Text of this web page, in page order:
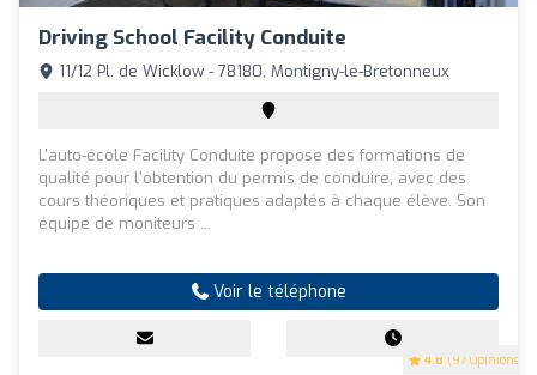
Driving School Facility Conduite
4.8 (97 Opinions)
11/12 Pl. de Wicklow - 78180, Montigny-le-Bretonneux
L'auto-école Facility Conduite propose des formations de
qualité pour l'obtention du permis de conduire, avec des
cours théoriques et pratiques adaptés à chaque élève. Son
équipe de moniteurs ...
Voir le téléphone